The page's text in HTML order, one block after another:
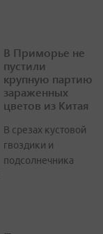
В Приморье не
пустили
крупную партию
зараженных
цветов из Китая
В срезах кустовой
гвоздики и
подсолнечника